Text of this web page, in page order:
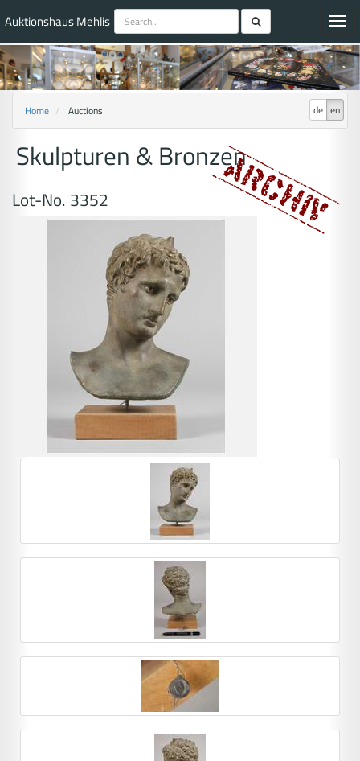
Auktionshaus Mehlis
de en
Home Auctions
Skulpturen & Bronzen
Lot-No. 3352